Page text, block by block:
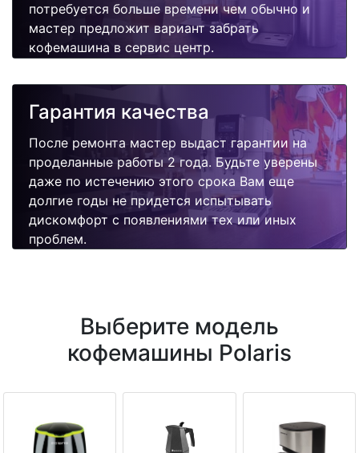
потребуется больше времени чем обычно и
мастер предложит вариант забрать
кофемашина в сервис центр.
Гарантия качества
После ремонта мастер выдаст гарантии на
проделанные работы 2 года. Будьте уверены
даже по истечению этого срока Вам еще
долгие годы не придется испытывать
дискомфорт с появлениями тех или иных
проблем.
Выберите модель
кофемашины Polaris